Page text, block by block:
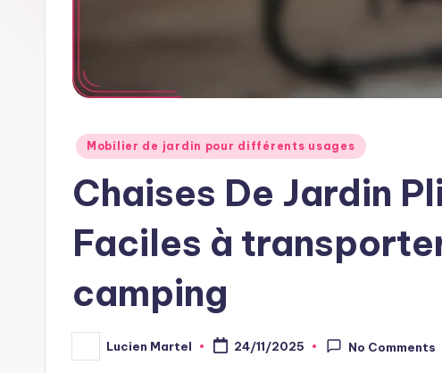
Posted
Mobilier de jardin pour différents usages
Chaises De Jardin
Faciles à
camping
Posted
by
Lucien Martel 24/11/2025 No Comments